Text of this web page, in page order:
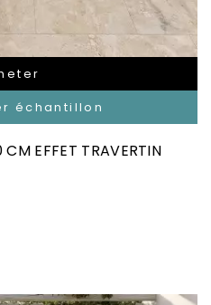
échantillon
EFFET TRAVERTIN